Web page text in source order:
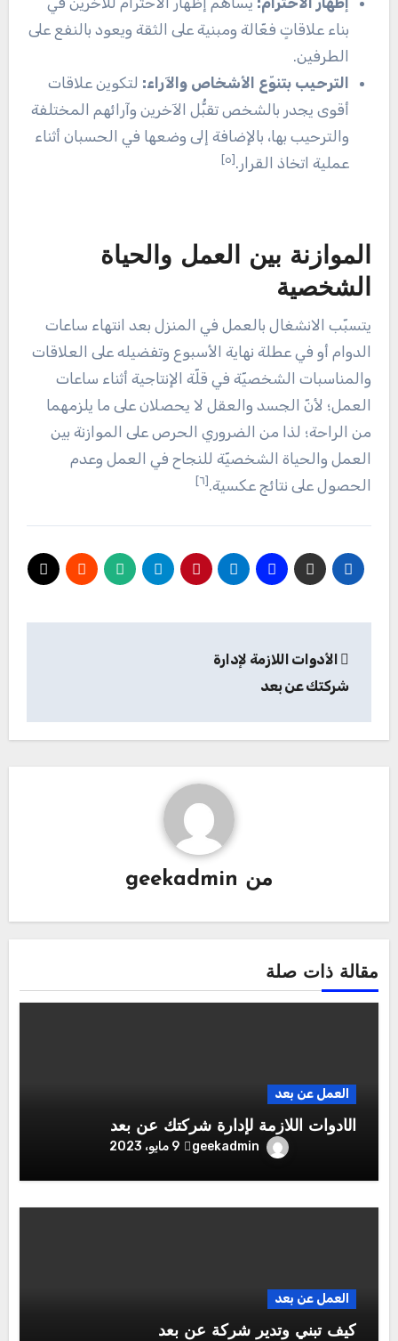
بناء علاقاتٍ فعّالة ومبنية على الثقة ويعود بالنفع على
الطرفين.
الترحيب بتنوّع الأشخاص والآراء: لتكوين علاقات
أقوى يجدر بالشخص تقبُّل الآخرين وآرائهم المختلفة
والترحيب بها، بالإضافة إلى وضعها في الحسبان أثناء
عملية اتخاذ القرار. [٥]
الموازنة بين العمل والحياة
الشخصية
يتسبّب الانشغال بالعمل في المنزل بعد انتهاء ساعات
الدوام أو في عطلة نهاية الأسبوع وتفضيله على العلاقات
والمناسبات الشخصيّة في قلّة الإنتاجية أثناء ساعات
العمل؛ لأنّ الجسد والعقل لا يحصلان على ما يلزمهما
من الراحة؛ لذا من الضروري الحرص على الموازنة بين
العمل والحياة الشخصيّة للنجاح في العمل وعدم
الحصول على نتائج عكسية. [٦]
المقالات
الأدوات اللازمة لإدارة
شركتك عن بعد
من geekadmin
مقالة ذات صلة
العمل عن بعد
الأدوات اللازمة لإدارة شركتك عن بعد
geekadmin 9 مايو، 2023
العمل عن بعد
كيف تبني وتدير شركة عن بعد